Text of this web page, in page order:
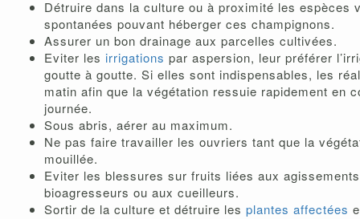
Détruire dans la culture ou à proximité les espèces
spontanées pouvant héberger ces champignons.
Assurer un bon drainage aux parcelles cultivées.
Eviter les irrigations par aspersion, leur préférer
goutte à goutte. Si elles sont indispensables, les
matin afin que la végétation ressuie rapidement en
journée.
Sous abris, aérer au maximum.
Ne pas faire travailler les ouvriers tant que la
mouillée.
Eviter les blessures sur fruits liées aux
bioagresseurs ou aux cueilleurs.
Sortir de la culture et détruire les plantes affectées